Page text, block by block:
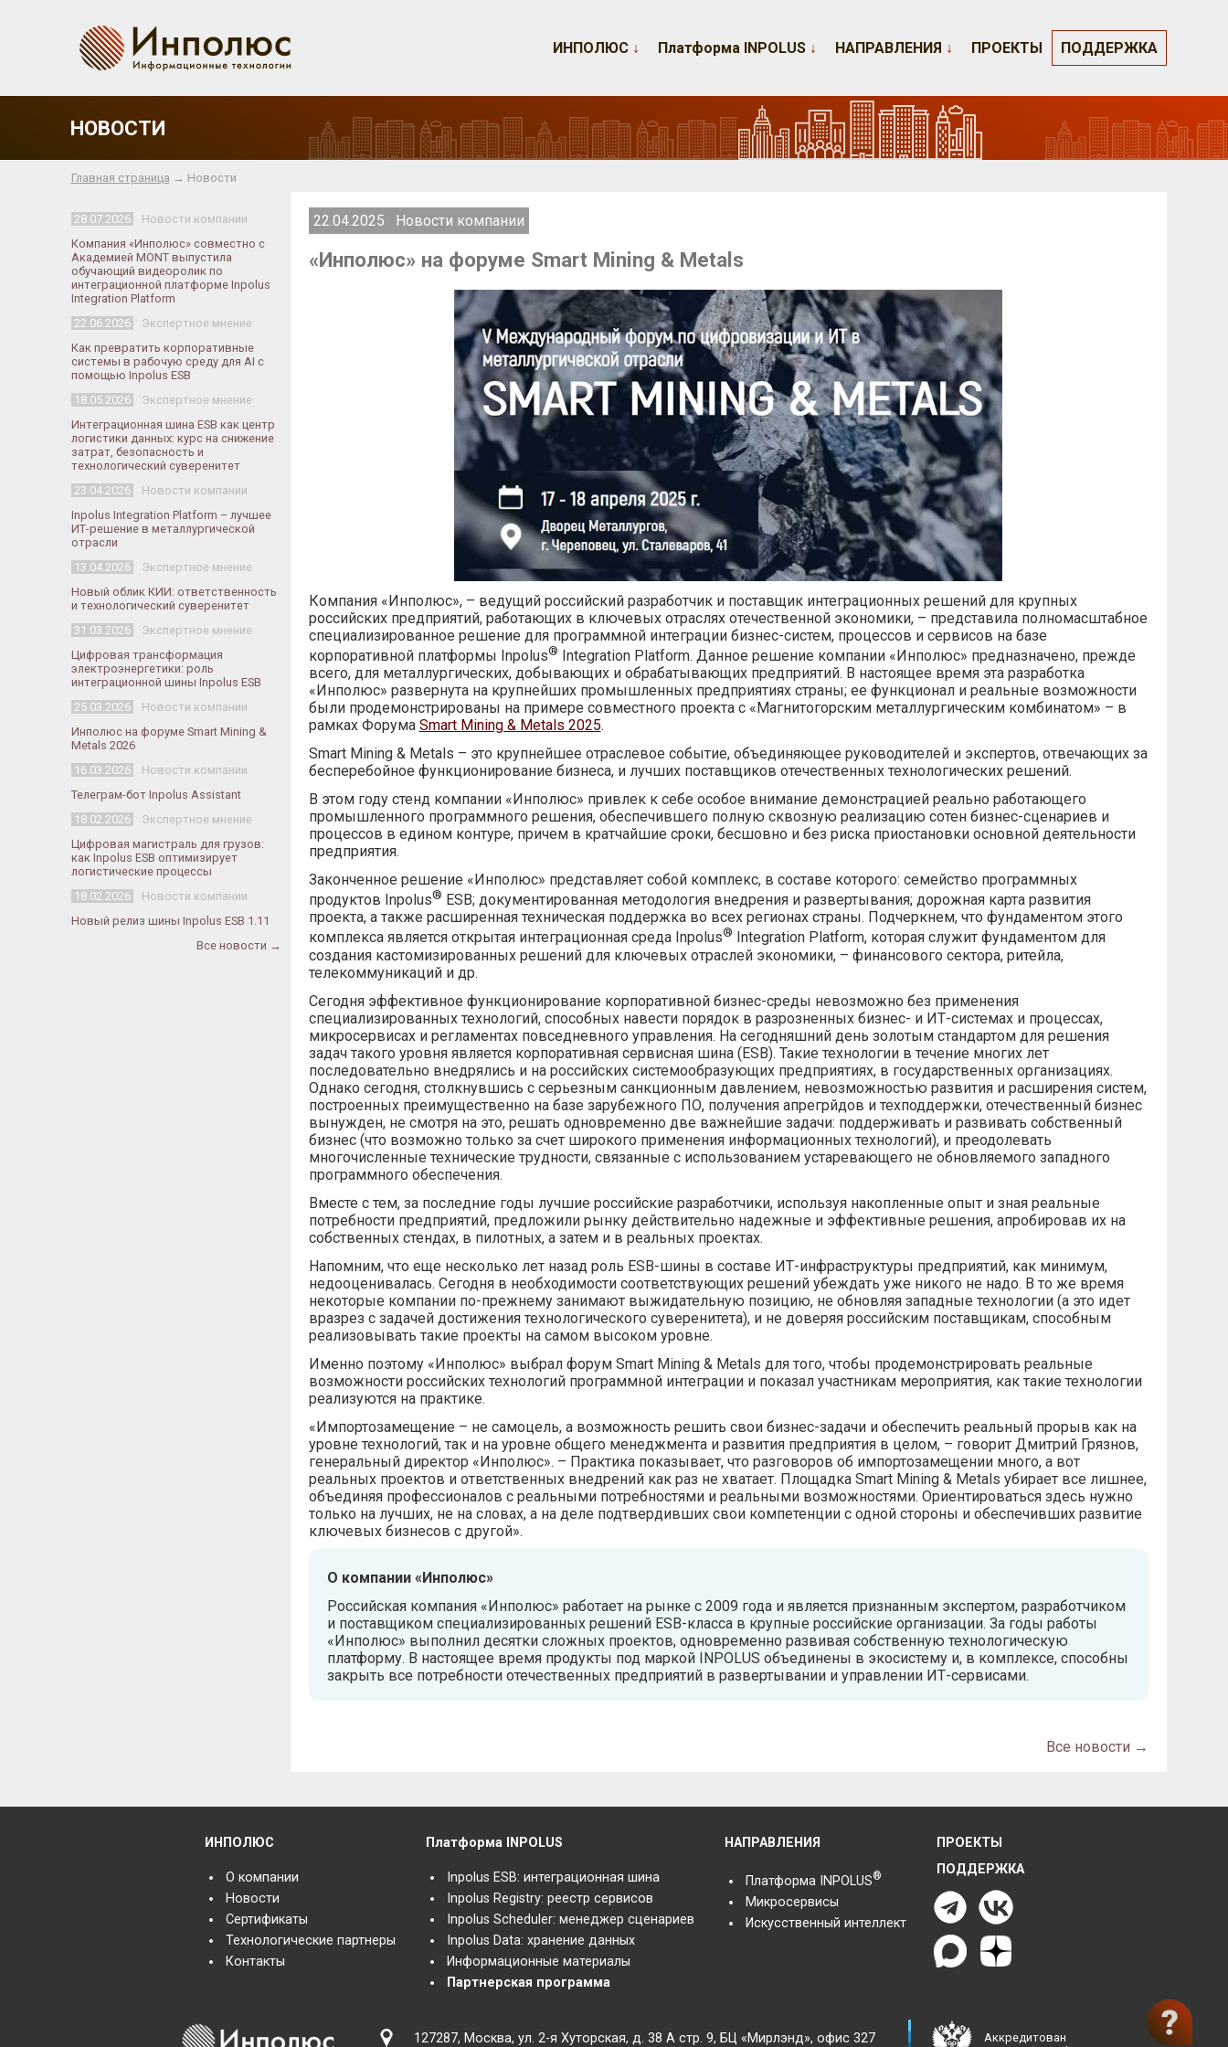
ИНПОЛЮС ↓ Платформа INPOLUS ↓ НАПРАВЛЕНИЯ ↓ ПРОЕКТЫ ПОДДЕРЖКА
НОВОСТИ
Главная страница → Новости
28.07.2026
Новости компании
Компания «Инполюс» совместно с
Академией MONT выпустила
обучающий видеоролик по
интеграционной платформе Inpolus
Integration Platform
22.06.2026
Экспертное мнение
Как превратить корпоративные
системы в рабочую среду для AI с
помощью Inpolus ESB
18.05.2026
Экспертное мнение
Интеграционная шина ESB как центр
логистики данных: курс на снижение
затрат, безопасность и
технологический суверенитет
23.04.2026
Новости компании
Inpolus Integration Platform – лучшее
ИТ-решение в металлургической
отрасли
13.04.2026
Экспертное мнение
Новый облик КИИ: ответственность
и технологический суверенитет
31.03.2026
Экспертное мнение
Цифровая трансформация
электроэнергетики: роль
интеграционной шины Inpolus ESB
25.03.2026
Новости компании
Инполюс на форуме Smart Mining &
Metals 2026
16.03.2026
Новости компании
Телеграм-бот Inpolus Assistant
18.02.2026
Экспертное мнение
Цифровая магистраль для грузов:
как Inpolus ESB оптимизирует
логистические процессы
18.02.2026
Новости компании
Новый релиз шины Inpolus ESB 1.11
Все новости →
22.04.2025 Новости компании
«Инполюс» на форуме Smart Mining & Metals
Компания «Инполюс», – ведущий российский разработчик и поставщик интеграционных решений для крупных
российских предприятий, работающих в ключевых отраслях отечественной экономики, – представила полномасштабное
специализированное решение для программной интеграции бизнес-систем, процессов и сервисов на базе
корпоративной платформы Inpolus® Integration Platform. Данное решение компании «Инполюс» предназначено, прежде
всего, для металлургических, добывающих и обрабатывающих предприятий. В настоящее время эта разработка
«Инполюс» развернута на крупнейших промышленных предприятиях страны; ее функционал и реальные возможности
были продемонстрированы на примере совместного проекта с «Магнитогорским металлургическим комбинатом» – в
рамках Форума Smart Mining & Metals 2025.
Smart Mining & Metals – это крупнейшее отраслевое событие, объединяющее руководителей и экспертов, отвечающих за
бесперебойное функционирование бизнеса, и лучших поставщиков отечественных технологических решений.
В этом году стенд компании «Инполюс» привлек к себе особое внимание демонстрацией реально работающего
промышленного программного решения, обеспечившего полную сквозную реализацию сотен бизнес-сценариев и
процессов в едином контуре, причем в кратчайшие сроки, бесшовно и без риска приостановки основной деятельности
предприятия.
Законченное решение «Инполюс» представляет собой комплекс, в составе которого: семейство программных
продуктов Inpolus® ESB; документированная методология внедрения и развертывания; дорожная карта развития
проекта, а также расширенная техническая поддержка во всех регионах страны. Подчеркнем, что фундаментом этого
комплекса является открытая интеграционная среда Inpolus®
Integration Platform, которая служит фундаментом для
создания кастомизированных решений для ключевых отраслей экономики, – финансового сектора, ритейла,
телекоммуникаций и др.
Сегодня эффективное функционирование корпоративной бизнес-среды невозможно без применения
специализированных технологий, способных навести порядок в разрозненных бизнес- и ИТ-системах и процессах,
микросервисах и регламентах повседневного управления. На сегодняшний день золотым стандартом для решения
задач такого уровня является корпоративная сервисная шина (ESB). Такие технологии в течение многих лет
последовательно внедрялись и на российских системообразующих предприятиях, в государственных организациях.
Однако сегодня, столкнувшись с серьезным санкционным давлением, невозможностью развития и расширения систем,
построенных преимущественно на базе зарубежного ПО, получения апрегрйдов и техподдержки, отечественный бизнес
вынужден, не смотря на это, решать одновременно две важнейшие задачи: поддерживать и развивать собственный
бизнес (что возможно только за счет широкого применения информационных технологий), и преодолевать
многочисленные технические трудности, связанные с использованием устаревающего не обновляемого западного
программного обеспечения.
Вместе с тем, за последние годы лучшие российские разработчики, используя накопленные опыт и зная реальные
потребности предприятий, предложили рынку действительно надежные и эффективные решения, апробировав их на
собственных стендах, в пилотных, а затем и в реальных проектах.
Напомним, что еще несколько лет назад роль ESB-шины в составе ИТ-инфраструктуры предприятий, как минимум,
недооценивалась. Сегодня в необходимости соответствующих решений убеждать уже никого не надо. В то же время
некоторые компании по-прежнему занимают выжидательную позицию, не обновляя западные технологии (а это идет
вразрез с задачей достижения технологического суверенитета), и не доверяя российским поставщикам, способным
реализовывать такие проекты на самом высоком уровне.
Именно поэтому «Инполюс» выбрал форум Smart Mining & Metals для того, чтобы продемонстрировать реальные
возможности российских технологий программной интеграции и показал участникам мероприятия, как такие технологии
реализуются на практике.
«Импортозамещение – не самоцель, а возможность решить свои бизнес-задачи и обеспечить реальный прорыв как на
уровне технологий, так и на уровне общего менеджмента и развития предприятия в целом, – говорит Дмитрий Грязнов,
генеральный директор «Инполюс». – Практика показывает, что разговоров об импортозамещении много, а вот
реальных проектов и ответственных внедрений как раз не хватает. Площадка Smart Mining & Metals убирает все лишнее,
объединяя профессионалов с реальными потребностями и реальными возможностями. Ориентироваться здесь нужно
только на лучших, не на словах, а на деле подтвердивших свои компетенции с одной стороны и обеспечивших развитие
ключевых бизнесов с другой».
О компании «Инполюс»
Российская компания «Инполюс» работает на рынке с 2009 года и является признанным экспертом, разработчиком
и поставщиком специализированных решений ESB-класса в крупные российские организации. За годы работы
«Инполюс» выполнил десятки сложных проектов, одновременно развивая собственную технологическую
платформу. В настоящее время продукты под маркой INPOLUS объединены в экосистему и, в комплексе, способны
закрыть все потребности отечественных предприятий в развертывании и управлении ИТ-сервисами.
Все новости →
ИНПОЛЮС
О компании
Новости
Сертификаты
Технологические партнеры
Контакты
Платформа INPOLUS
Inpolus ESB: интеграционная шина
Inpolus Registry: реестр сервисов
Inpolus Scheduler: менеджер сценариев
Inpolus Data: хранение данных
Информационные материалы
Партнерская программа
НАПРАВЛЕНИЯ
Платформа INPOLUS®
Микросервисы
Искусственный интеллект
ПРОЕКТЫ
ПОДДЕРЖКА
127287, Москва, ул. 2-я Хуторская, д. 38 А стр. 9, БЦ «Мирлэнд», офис 327
Аккредитован